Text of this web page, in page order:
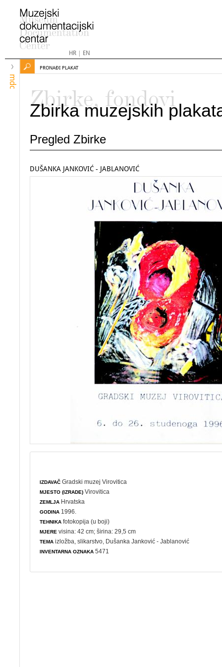
HR| EN
mdc
PRONAĐI PLAKAT
Zbirke, fondovi
Zbirka muzejskih
Pregled Zbirke
DUŠANKA JANKOVIĆ - JABLANOVIĆ
IZDAVAČ Gradski muzej Virovitica
MJESTO (IZRADE) Virovitica
ZEMLJA Hrvatska
GODINA 1996.
TEHNIKA fotokopija (u boji)
MJERE visina: 42 cm; širina: 29,5 cm
TEMA izložba ,slikarstvo , Dušanka Janković - Jablanović
INVENTARNA OZNAKA 5471